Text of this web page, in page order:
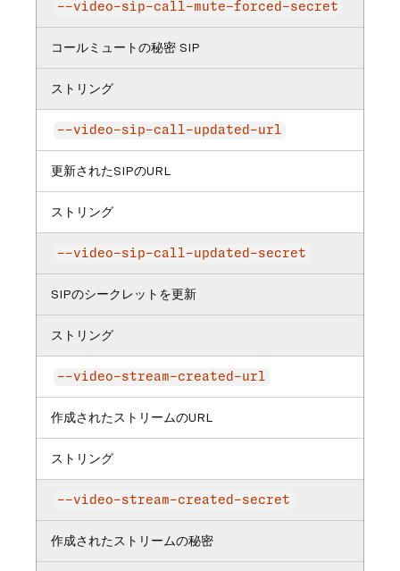
--video-sip-call-mute-forced-secret
コールミュートの秘密 SIP
ストリング
--video-sip-call-updated-url
更新されたSIPのURL
ストリング
--video-sip-call-updated-secret
SIPのシークレットを更新
ストリング
--video-stream-created-url
作成されたストリームのURL
ストリング
--video-stream-created-secret
作成されたストリームの秘密